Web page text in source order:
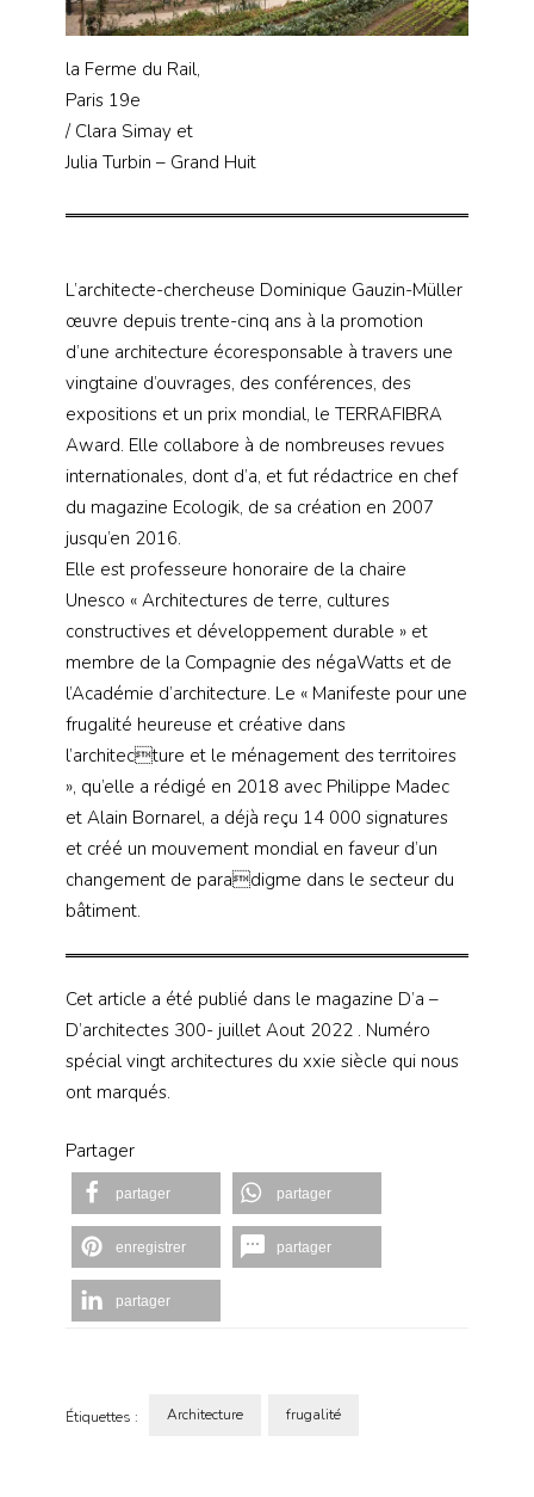
la Ferme du Rail,
Paris 19e
/ Clara Simay et
Julia Turbin – Grand Huit
L’architecte-chercheuse Dominique Gauzin-Müller
œuvre depuis trente-cinq ans à la promotion
d’une architecture écoresponsable à travers une
vingtaine d’ouvrages, des conférences, des
expositions et un prix mondial, le TERRAFIBRA
Award. Elle collabore à de nombreuses revues
internationales, dont d’a, et fut rédactrice en chef
du magazine Ecologik, de sa création en 2007
jusqu’en 2016.
Elle est professeure honoraire de la chaire
Unesco « Architectures de terre, cultures
constructives et développement durable » et
membre de la Compagnie des négaWatts et de
l’Académie d’architecture. Le « Manifeste pour une
frugalité heureuse et créative dans
l’architecture et le ménagement des territoires
», qu’elle a rédigé en 2018 avec Philippe Madec
et Alain Bornarel, a déjà reçu 14 000 signatures
et créé un mouvement mondial en faveur d’un
changement de paradigme dans le secteur du
bâtiment.
Cet article a été publié dans le magazine D’a –
D’architectes 300- juillet Aout 2022 . Numéro
spécial vingt architectures du xxie siècle qui nous
ont marqués.
Partager
partager partager
enregistrer partager
partager
Étiquettes : Architecture frugalité